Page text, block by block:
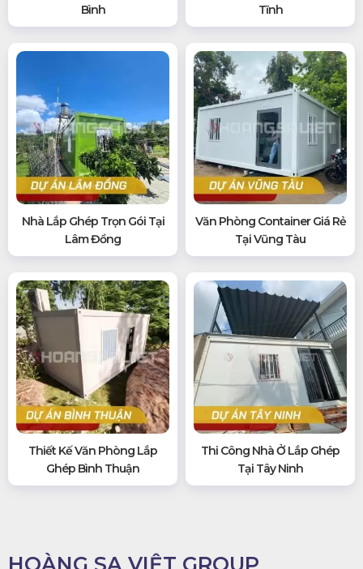
Bình
Tĩnh
Nhà Lắp Ghép Trọn Gói Tại
Lâm Đồng
Văn Phòng Container Giá Rẻ
Tại Vũng Tàu
Thiết Kế Văn Phòng Lắp
Ghép Bình Thuận
Thi Công Nhà Ở Lắp Ghép
Tại Tây Ninh
HOÀNG SA VIỆT GROUP